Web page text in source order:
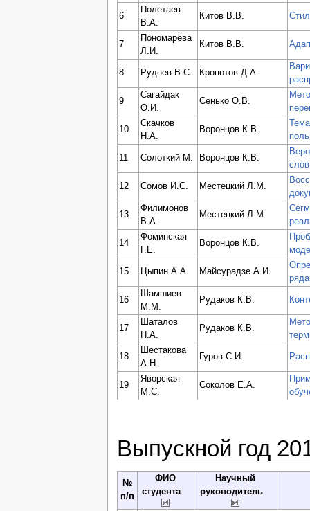
6
Полетаев
В.А.
Китов В.В.
7
Пономарёва
Л.И.
Китов В.В.
8 Руднев В.С. Кропотов Д.А.
9
Сагайдак
О.И.
Сенько О.В.
10
Скачков
Н.А.
Воронцов К.В.
11 Солоткий М. Воронцов К.В.
слов
12 Сомов И.С. Местецкий Л.М.
13
Филимонов
В.А.
Местецкий Л.М.
14
Фоминская
Г.Е.
Воронцов К.В.
15 Цыпин А.А. Майсурадзе А.И.
16
Шамшиев
М.М.
Рудаков К.В.
17
Шаталов
Н.А.
Рудаков К.В.
18
Шестакова
А.Н.
Гуров С.И.
19
Яворская
М.С.
Соколов Е.А.
Выпускной год
№
п/п
ФИО
студента
Научный
руководитель